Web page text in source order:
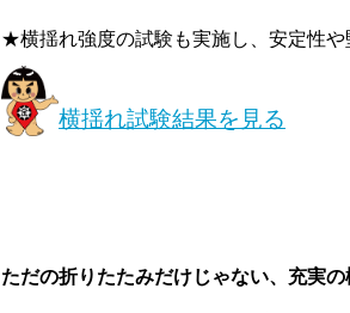
★横揺れ強度の試験も実施し、安定性や
横揺れ試験結果を見る
ただの折りたたみだけじゃない、充実の